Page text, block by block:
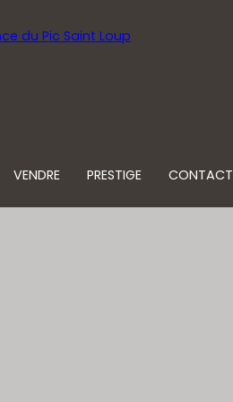
VENDRE PRESTIGE CONTACT